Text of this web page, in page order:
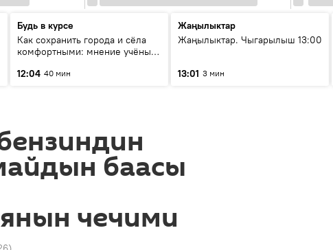
Будь в курсе
Как сохранить города и сёла
комфортными: мнение учёных
12:04 40 мин
Жаңылыктар
Жаңылыктар. Чыгарылыш 13:00
13:01 3 мин
баасы
чечими